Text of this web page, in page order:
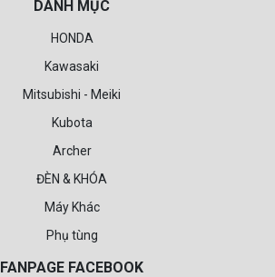
DANH MỤC
HONDA
Kawasaki
Mitsubishi - Meiki
Kubota
Archer
ĐÈN & KHÓA
Máy Khác
Phụ tùng
FANPAGE FACEBOOK